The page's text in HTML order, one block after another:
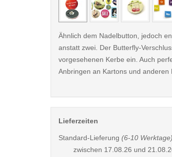
Ähnlich dem Nadelbutton, jedoch
anstatt zwei. Der Butterfly-
vorgesehenen Kerbe ein. Auch
Anbringen an Kartons und anderen
Lieferzeiten
Standard-Lieferung (6-10 Werktage)
zwischen 17.08.26 und